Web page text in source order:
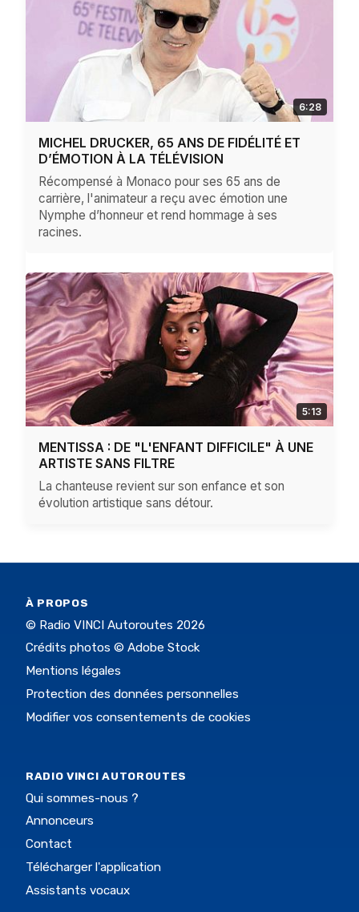
6:28
MICHEL DRUCKER, 65 ANS DE FIDÉLITÉ ET
D’ÉMOTION À LA TÉLÉVISION
Récompensé à Monaco pour ses 65 ans de
carrière, l'animateur a reçu avec émotion une
Nymphe d’honneur et rend hommage à ses
racines.
5:13
MENTISSA : DE "L'ENFANT DIFFICILE" À UNE
ARTISTE SANS FILTRE
La chanteuse revient sur son enfance et son
évolution artistique sans détour.
À PROPOS
© Radio VINCI Autoroutes 2026
Crédits photos © Adobe Stock
Mentions légales
Protection des données personnelles
Modifier vos consentements de cookies
RADIO VINCI AUTOROUTES
Qui sommes-nous ?
Annonceurs
Contact
Télécharger l'application
Assistants vocaux